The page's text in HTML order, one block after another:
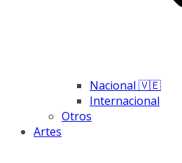
Nacional 🇻🇪
Internacional
Otros
Artes